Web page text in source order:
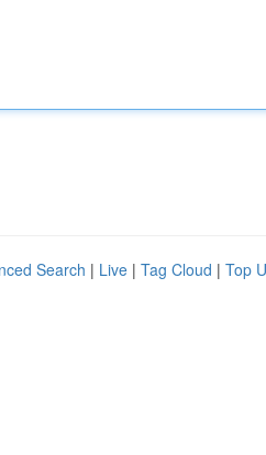
Search | Live | Tag Cloud | Top